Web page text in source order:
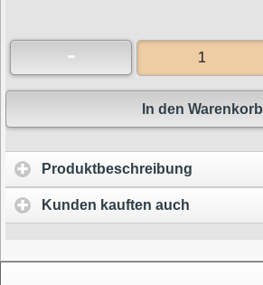
In den Warenkorb
Produktbeschreibung
Kunden kauften auch